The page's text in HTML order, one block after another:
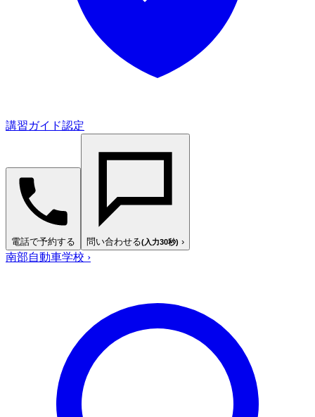
講習ガイド認定
電話で予約する 問い合わせる(入力30秒) ›
南部自動車学校 ›